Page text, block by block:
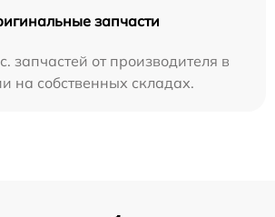
запчасти
запчастей от производителя в
на собственных складах.